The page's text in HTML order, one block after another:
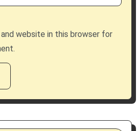
and website in this browser for